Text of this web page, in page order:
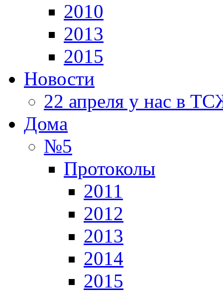
2010
2013
2015
Новости
22 апреля у нас в
Дома
№5
Протоколы
2011
2012
2013
2014
2015